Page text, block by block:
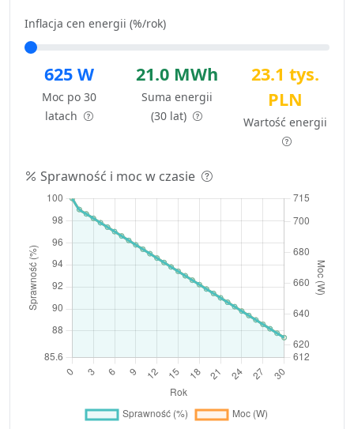
Inflacja cen energii (%/rok)
625 W
Moc po 30
latach
21.0 MWh
Suma energii
(30 lat)
23.1 tys.
PLN
Wartość energii
Sprawność i moc w czasie